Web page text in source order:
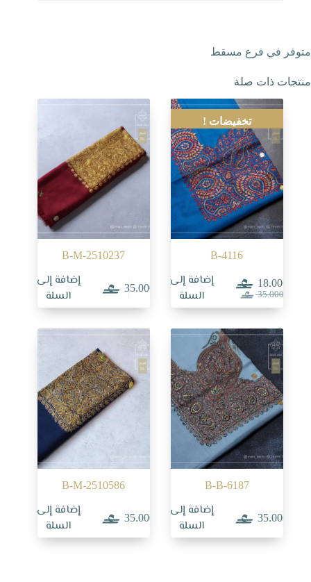
متوفر في فرع مسقط
منتجات ذات صلة
تخفيضات !
B-4116
35.000السعر
الأصلي
35.000.
18.000
السعر
الحالي
18.000.
إضافة إلى
السلة
B-M-2510237
35.000
إضافة إلى
السلة
B-B-6187
35.000
إضافة إلى
السلة
B-M-2510586
35.000
إضافة إلى
السلة